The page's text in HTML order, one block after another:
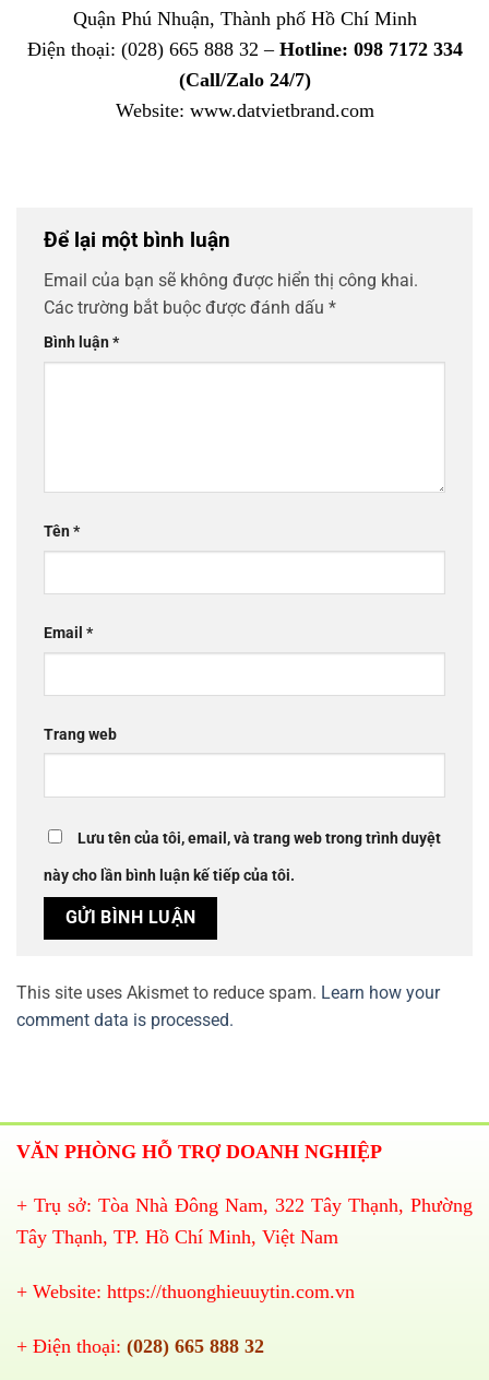
Quận Phú Nhuận, Thành phố Hồ Chí Minh
Điện thoại: (028) 665 888 32 – Hotline: 098 7172 334
(Call/Zalo 24/7)
Website: www.datvietbrand.com
Để lại một bình luận
Email của bạn sẽ không được hiển thị công khai.
Các trường bắt buộc được đánh dấu *
Bình luận*
Tên*
Email *
Trang web
Lưu tên của tôi, email, và trang web trong trình duyệt
này cho lần bình luận kế tiếp của tôi.
This site uses Akismet to reduce spam. Learn how your
comment data is processed.
VĂN PHÒNG HỖ TRỢ DOANH NGHIỆP
+ Trụ sở: Tòa Nhà Đông Nam, 322 Tây Thạnh, Phường
Tây Thạnh, TP. Hồ Chí Minh, Việt Nam
+ Website: https://thuonghieuuytin.com.vn
+ Điện thoại: (028) 665 888 32